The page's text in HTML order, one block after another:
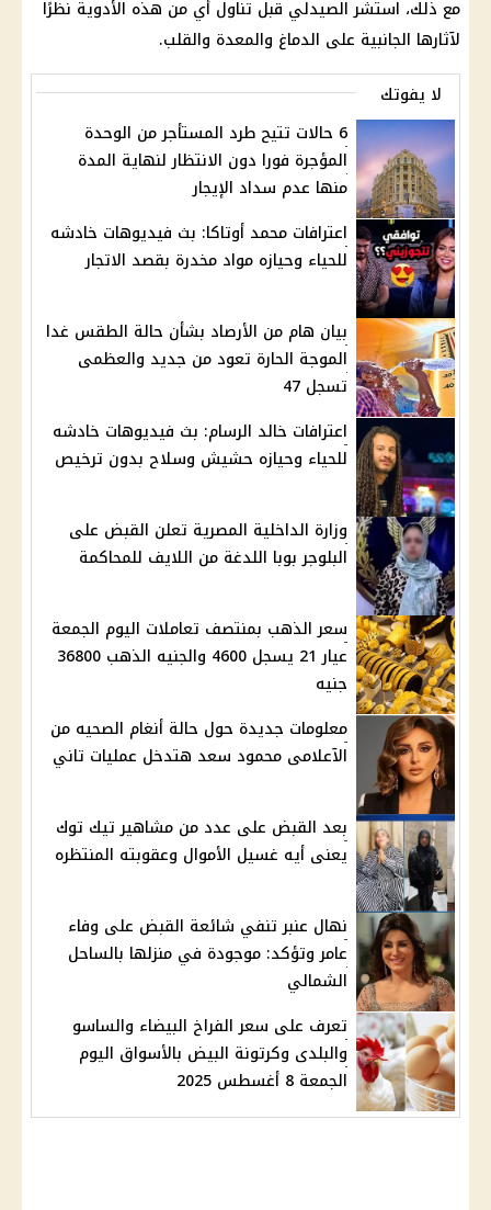
مع ذلك، استشر الصيدلي قبل تناول أي من هذه الأدوية نظرًا
لآثارها الجانبية على الدماغ والمعدة والقلب.
لا يفوتك
6 حالات تتيح طرد المستأجر من الوحدة
المؤجرة فورا دون الانتظار لنهاية المدة
منها عدم سداد الإيجار
اعترافات محمد أوتاكا: بث فيديوهات خادشه
للحياء وحيازه مواد مخدرة بقصد الاتجار
بيان هام من الأرصاد بشأن حالة الطقس غدا
الموجة الحارة تعود من جديد والعظمى
تسجل 47
اعترافات خالد الرسام: بث فيديوهات خادشه
للحياء وحيازه حشيش وسلاح بدون ترخيص
وزارة الداخلية المصرية تعلن القبض على
البلوجر بوبا اللدغة من اللايف للمحاكمة
سعر الذهب بمنتصف تعاملات اليوم الجمعة
عيار 21 يسجل 4600 والجنيه الذهب 36800
جنيه
معلومات جديدة حول حالة أنغام الصحيه من
الآعلامى محمود سعد هتدخل عمليات تاني
بعد القبض على عدد من مشاهير تيك توك
يعنى أيه غسيل الأموال وعقوبته المنتظره
نهال عنبر تنفي شائعة القبض على وفاء
عامر وتؤكد: موجودة في منزلها بالساحل
الشمالي
تعرف على سعر الفراخ البيضاء والساسو
والبلدى وكرتونة البيض بالأسواق اليوم
الجمعة 8 أغسطس 2025